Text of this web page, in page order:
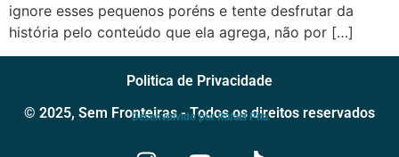
ignore esses pequenos poréns e tente desfrutar da
história pelo conteúdo que ela agrega, não por […]
Politica de Privacidade
© 2025, Sem Fronteiras - Todos os direitos reservados
Desenvolvido por Rafael Pita